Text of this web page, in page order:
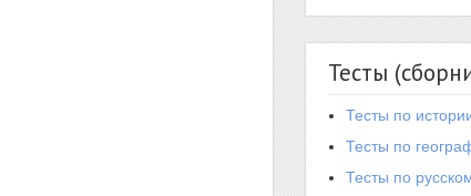
Тесты
Тесты по
Тесты по
Тесты по